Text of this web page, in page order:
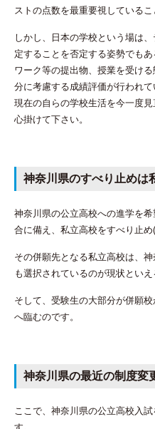
ストの点数を最重要視しているこ
しかし、日本の学校という場は
定することを否定する姿勢でも
ワーク等の提出物、授業を受け
分に考慮する成績評価が行われ
現在の自らの学校生活を今一度
心掛けて下さい。
神奈川県のすべり止めは
神奈川県の公立高校への進学を
合に備え、私立高校をすべり止め
その併願先となる私立高校は、
も選択されているのが現状といえ
そして、受験生の大部分が併願
へ臨むのです。
神奈川県の最近の制度変
ここで、神奈川県の公立高校入